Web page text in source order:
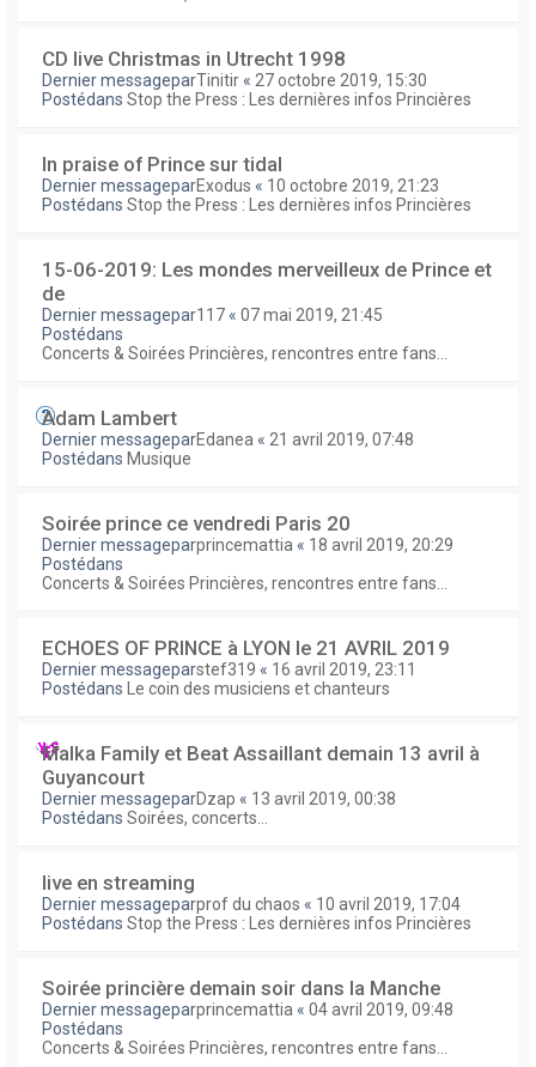
CD live Christmas in Utrecht 1998
Dernier messageparTinitir « 27 octobre 2019, 15:30
Postédans Stop the Press : Les dernières infos Princières
In praise of Prince sur tidal
Dernier messageparExodus « 10 octobre 2019, 21:23
Postédans Stop the Press : Les dernières infos Princières
15-06-2019: Les mondes merveilleux de Prince et
de
Dernier messagepar117 « 07 mai 2019, 21:45
Postédans
Concerts & Soirées Princières, rencontres entre fans...
Adam Lambert
Dernier messageparEdanea « 21 avril 2019, 07:48
Postédans Musique
Soirée prince ce vendredi Paris 20
Dernier messageparprincemattia « 18 avril 2019, 20:29
Postédans
Concerts & Soirées Princières, rencontres entre fans...
ECHOES OF PRINCE à LYON le 21 AVRIL 2019
Dernier messageparstef319 « 16 avril 2019, 23:11
Postédans
Le coin des musiciens et chanteurs
Malka Family et Beat Assaillant demain 13 avril à
Guyancourt
Dernier messageparDzap « 13 avril 2019, 00:38
Postédans Soirées, concerts...
live en streaming
Dernier messageparprof du chaos « 10 avril 2019, 17:04
Postédans Stop the Press : Les dernières infos Princières
Soirée princière demain soir dans la Manche
Dernier messageparprincemattia « 04 avril 2019, 09:48
Postédans
Concerts & Soirées Princières, rencontres entre fans...